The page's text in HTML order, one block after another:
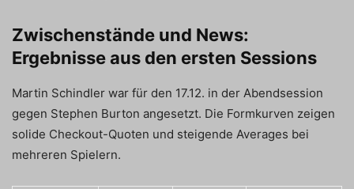
Zwischenstände und News:
Ergebnisse aus den ersten Sessions
Martin Schindler war für den 17.12. in der Abendsession
gegen Stephen Burton angesetzt. Die Formkurven zeigen
solide Checkout-Quoten und steigende Averages bei
mehreren Spielern.